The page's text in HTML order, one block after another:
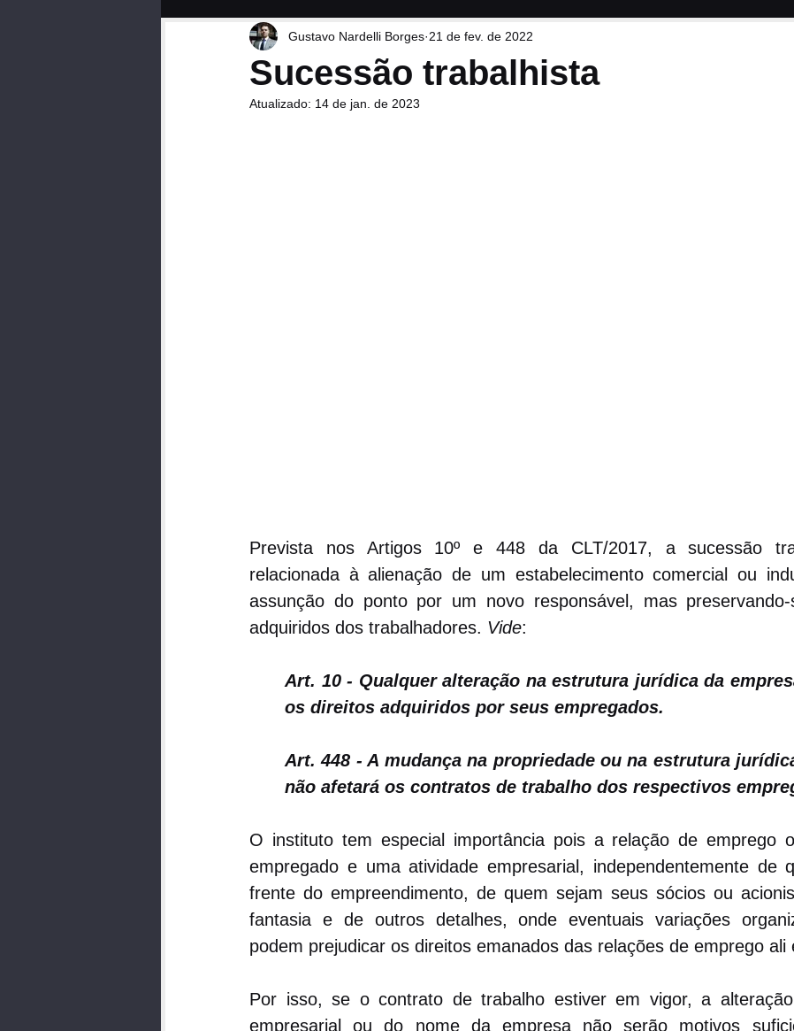
Sucessão trabalhista
Gustavo Nardelli Borges 21 de fev. de 2022
Atualizado: 14 de jan. de 2023
Prevista nos Artigos 10º e 448 da CLT/2017, a sucessão
relacionada à alienação de um estabelecimento comercial ou
assunção do ponto por um novo responsável, mas
adquiridos dos trabalhadores. Vide:
Art. 10 - Qualquer alteração na estrutura jurídica da
os direitos adquiridos por seus empregados.
Art. 448 - A mudança na propriedade ou na estrutura
não afetará os contratos de trabalho dos respectivos
O instituto tem especial importância pois a relação de emprego
empregado e uma atividade empresarial, independentemente de
frente do empreendimento, de quem sejam seus sócios ou
fantasia e de outros detalhes, onde eventuais variações
podem prejudicar os direitos emanados das relações de emprego ali
Por isso, se o contrato de trabalho estiver em vigor, a
empresarial ou do nome da empresa não serão motivos